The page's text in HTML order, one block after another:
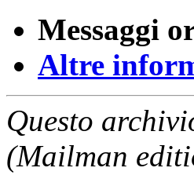
Messaggi
Altre
Questo
(Mailman